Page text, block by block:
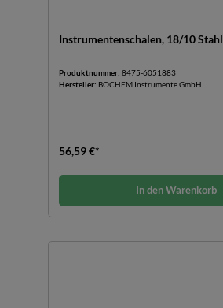
Instrumentenschalen, 18/10 Stahl
Produktnummer: 8475-6051883
Hersteller: BOCHEM Instrumente GmbH
56,59 €*
In den Warenkorb